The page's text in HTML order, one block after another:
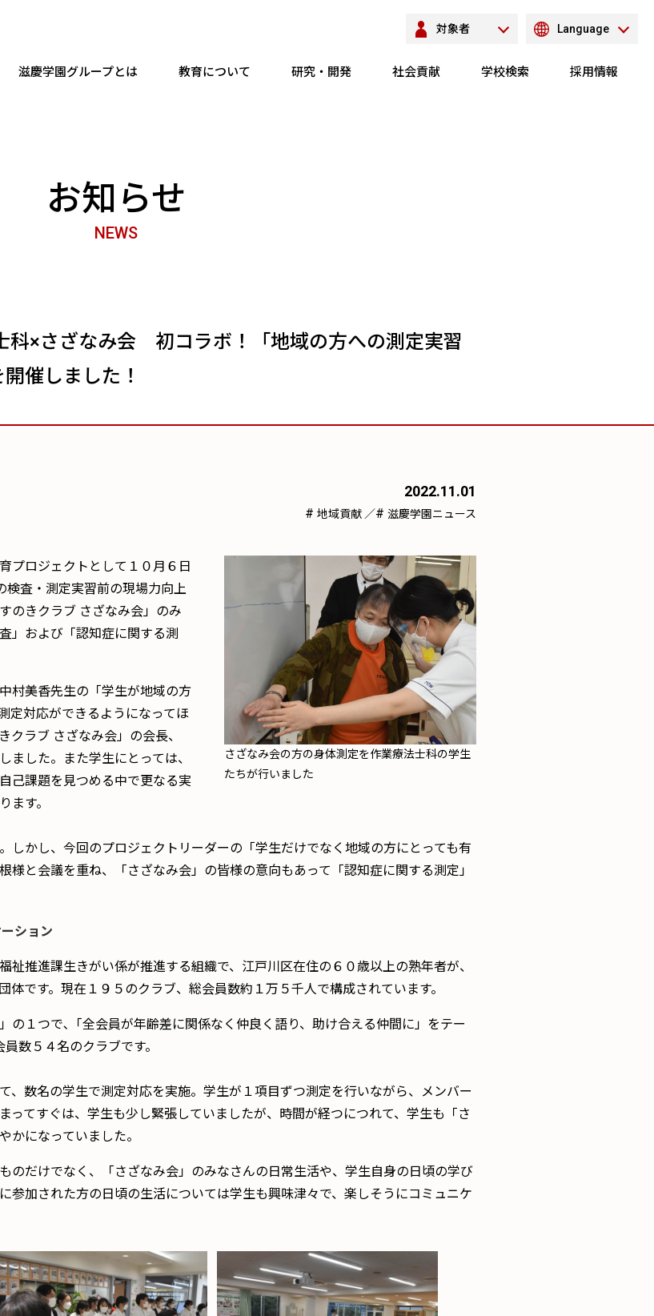
滋慶学園グループとは 教育について 研究・開発 社会貢献 学校検索 採用情報
対象者 Language
お知らせ
NEWS
科×さざなみ会 初コラボ！「地域の方への測定実習
催しました！
2022.11.01
# 地域貢献 ／# 滋慶学園ニュース
さざなみ会の方の身体測定を作業療法士科の学生
たちが行いました
プロジェクトとして１０月６日
検査・測定実習前の現場力向上
のきクラブ さざなみ会」のみ
」および「認知症に関する測
村美香先生の「学生が地域の方
定対応ができるようになってほ
クラブ さざなみ会」の会長、
ました。また学生にとっては、
己課題を見つめる中で更なる実
ます。
かし、今回のプロジェクトリーダーの「学生だけでなく地域の方にとっても有
様と会議を重ね、「さざなみ会」の皆様の意向もあって「認知症に関する測定」
ーション
推進課生きがい係が推進する組織で、江戸川区在住の６０歳以上の熟年者が、
です。現在​１９５のクラブ、総会員数約１万５千人で構成されています。
１つで､「全会員が年齢差に関係なく仲良く語り、助け​合える仲間に」をテー
数５４名のクラブです。
数名の学生で測定対応を実施。学生が１項目ずつ測定を行いながら、メンバー
ってすぐは、学生も少し緊張していましたが、時間が経つにつれて、学生も「さ
かになっていました。
だけでなく、「さざなみ会」のみなさんの日常生活や、学生自身の日頃の学び
参加された方の日頃の生活については学生も興味津々で、楽しそうにコミュニケ